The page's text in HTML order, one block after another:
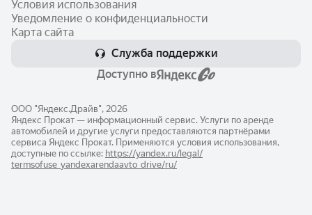
Условия использования
Уведомление о конфиденциальности
Карта сайта
Служба поддержки
Доступно в
ООО "Яндекс.Драйв", 2026
Яндекс Прокат — информационный сервис. Услуги по аренде
автомобилей и другие услуги предоставляются партнёрами
сервиса Яндекс Прокат. Применяются условия использования,
доступные по ссылке: https://yandex.ru/legal/​
termsofuse_yandexarendaavto_drive/ru/